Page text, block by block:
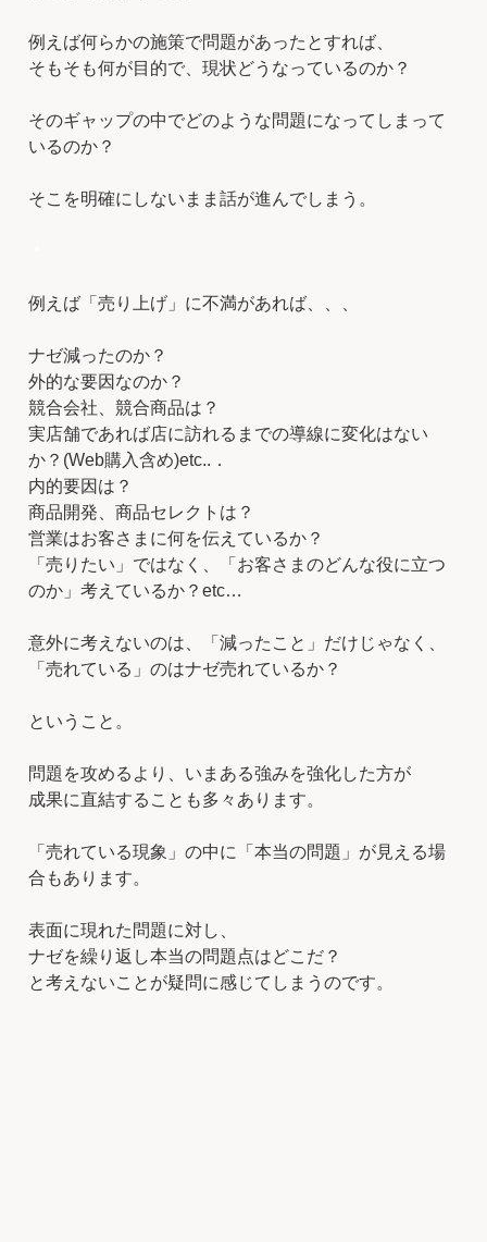
例えば何らかの施策で問題があったとすれば、
そもそも何が目的で、現状どうなっているのか？
そのギャップの中でどのような問題になってしまって
いるのか？
そこを明確にしないまま話が進んでしまう。
例えば「売り上げ」に不満があれば、、、
ナゼ減ったのか？
外的な要因なのか？
競合会社、競合商品は？
実店舗であれば店に訪れるまでの導線に変化はない
か？(Web購入含め)etc..．
内的要因は？
商品開発、商品セレクトは？
営業はお客さまに何を伝えているか？
「売りたい」ではなく、「お客さまのどんな役に立つ
のか」考えているか？etc…
意外に考えないのは、「減ったこと」だけじゃなく、
「売れている」のはナゼ売れているか？
ということ。
問題を攻めるより、いまある強みを強化した方が
成果に直結することも多々あります。
「売れている現象」の中に「本当の問題」が見える場
合もあります。
表面に現れた問題に対し、
ナゼを繰り返し本当の問題点はどこだ？
と考えないことが疑問に感じてしまうのです。